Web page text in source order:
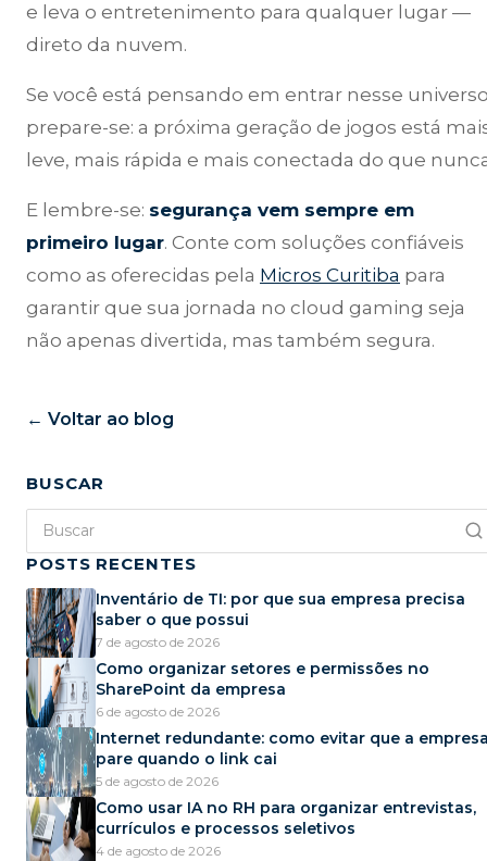
e leva o entretenimento para qualquer lugar —
direto da nuvem.
Se você está pensando em entrar nesse
prepare-se: a próxima geração de jogos está
leve, mais rápida e mais conectada do que
E lembre-se: segurança vem sempre em
primeiro lugar. Conte com soluções confiáveis
como as oferecidas pela Micros Curitiba para
garantir que sua jornada no cloud gaming seja
não apenas divertida, mas também segura.
← Voltar ao blog
BUSCAR
POSTS RECENTES
Inventário de TI: por que sua empresa precisa
saber o que possui
7 de agosto de 2026
Como organizar setores e permissões no
SharePoint da empresa
6 de agosto de 2026
Internet redundante: como evitar que a
pare quando o link cai
5 de agosto de 2026
Como usar IA no RH para organizar entrevistas,
currículos e processos seletivos
4 de agosto de 2026